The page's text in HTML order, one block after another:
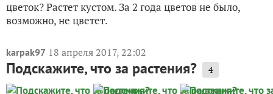
цветок? Растет кустом. За 2 года цветов не было,
возможно, не цветет.
karpak97 18 апреля 2017, 22:02
Подскажите, что за растения? 4